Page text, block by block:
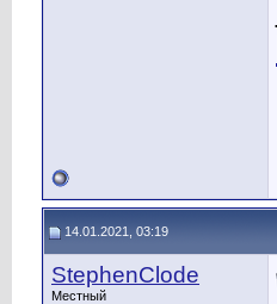
14.01.2021, 03:19
StephenClode
Местный